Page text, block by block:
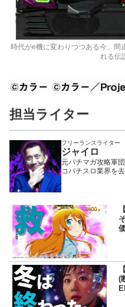
時代がe機に変わりつつある今、間
れる伝
担当ライター
フリーランスライター
ジャイロ
元パチマガ攻略軍
コパチスロ業界を
ヤってる連中は俺
(